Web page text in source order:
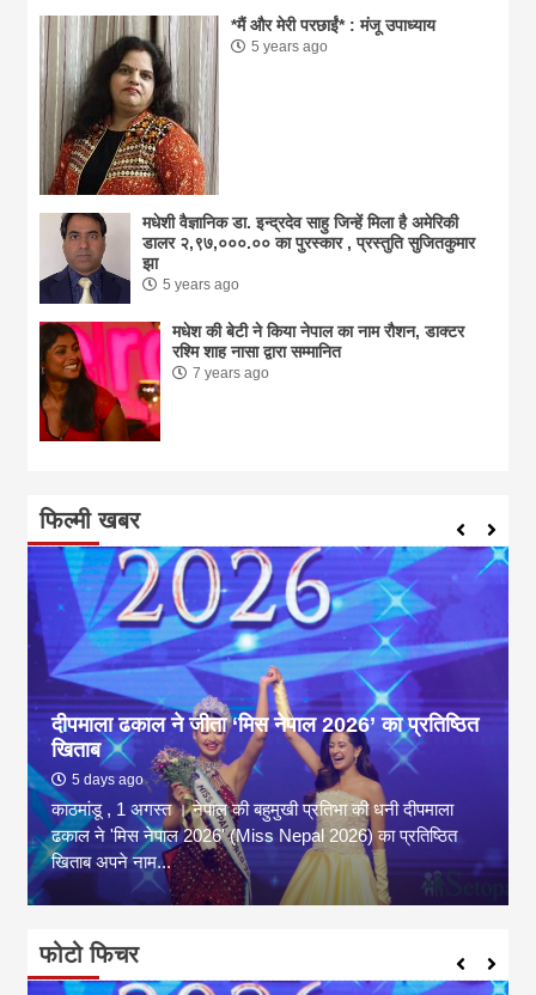
*मैं और मेरी परछाईं* : मंजू उपाध्याय
5 years ago
मधेशी वैज्ञानिक डा. इन्द्रदेव साहु जिन्हें मिला है अमेरिकी
डालर २,९७,०००.०० का पुरस्कार , प्रस्तुति सुजितकुमार
झा
5 years ago
मधेश की बेटी ने किया नेपाल का नाम राैशन, डाक्टर
रश्मि शाह नासा द्वारा सम्मानित
7 years ago
फिल्मी खबर
दीपमाला ढकाल ने जीता ‘मिस नेपाल 2026’ का प्रतिष्ठित
खिताब
5 days ago
काठमांडू , 1 अगस्त । नेपाल की बहुमुखी प्रतिभा की धनी दीपमाला
ढकाल ने 'मिस नेपाल 2026' (Miss Nepal 2026) का प्रतिष्ठित
खिताब अपने नाम...
फोटो फिचर